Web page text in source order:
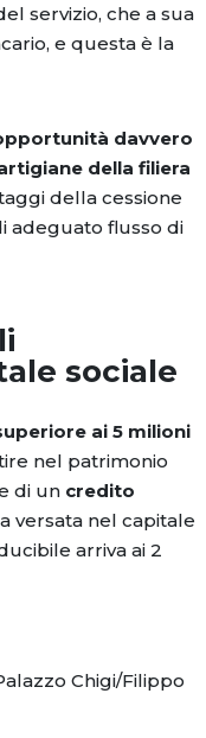
servizio, che a sua
e questa è la
davvero
della filiera
della cessione
adeguato flusso di
sociale
ai 5 milioni
nel patrimonio
di un credito
versata nel capitale
arriva ai 2
Chigi/Filippo